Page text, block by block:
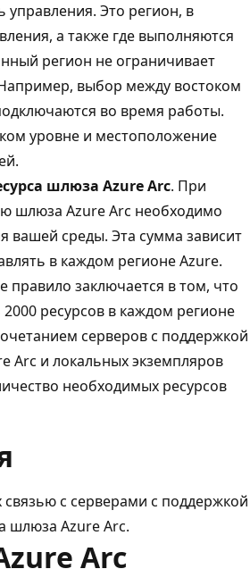
управления. Это регион, в
а также где выполняются
регион не ограничивает
выбор между востоком
во время работы.
уровне и местоположение
шлюза Azure Arc. При
шлюза Azure Arc необходимо
вашей среды. Эта сумма зависит
в каждом регионе Azure.
правило заключается в том, что
ресурсов в каждом регионе
серверов с поддержкой
Arc и локальных экземпляров
необходимых ресурсов
с серверами с поддержкой
шлюза Azure Arc.
Arc